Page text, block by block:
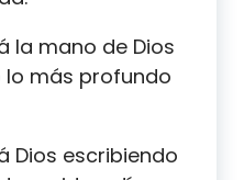
la mano de Dios
más profundo
Dios escribiendo